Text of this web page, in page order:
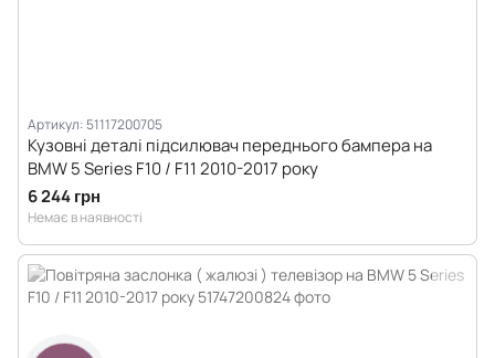
Артикул: 51117200705
Кузовні деталі підсилювач переднього бампера на
BMW 5 Series F10 / F11 2010-2017 року
6 244 грн
Немає в наявності